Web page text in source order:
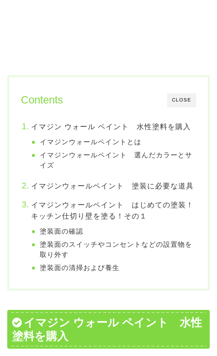
CLOSE
Contents
イマジン ウォール ペイント 水性塗料を購入
イマジンウォールペイントとは
イマジンウォールペイント 選んだカラーとサ
イズ
イマジンウォールペイント 塗装に必要な道具
イマジンウォールペイント はじめての塗装！
キッチン仕切り壁を塗る！その１
塗装面の確認
塗装面のスイッチやコンセントなどの設置物を
取り外す
塗装面の清掃および養生
イマジン ウォール ペイント 水性
塗料を購入